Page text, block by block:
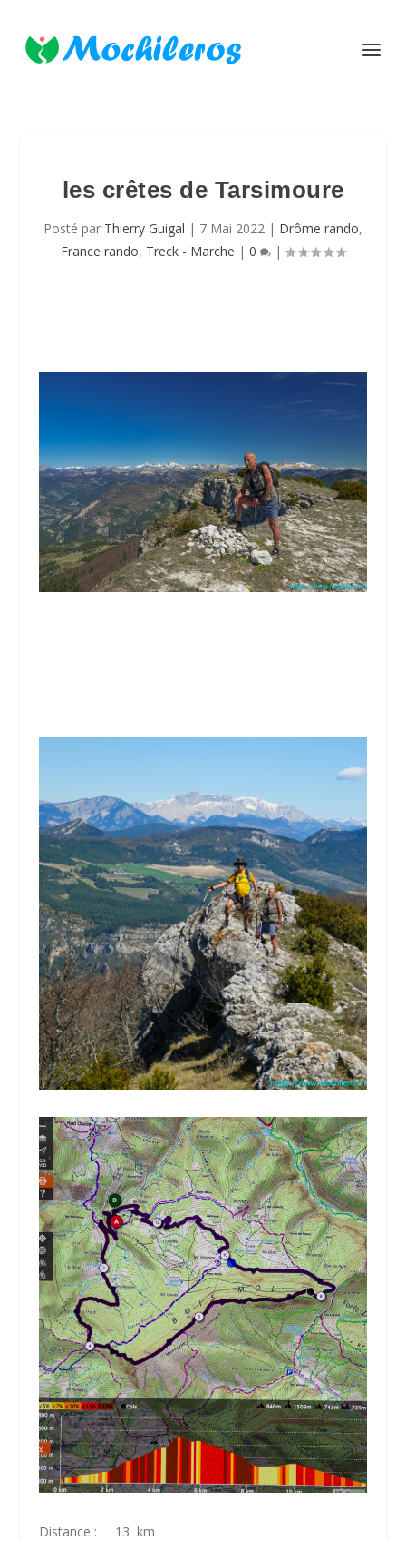
les crêtes de Tarsimoure
Posté par Thierry Guigal | 7 Mai 2022 | Drôme rando,
France rando, Treck - Marche | 0 |
Distance : 13 km